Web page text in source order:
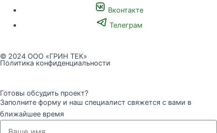
Вконтакте
Телеграм
© 2024 ООО «ГРИН ТЕК»
Политика конфиденциальности
Готовы обсудить проект?
Заполните форму и наш специалист свяжется с вами в
ближайшее время